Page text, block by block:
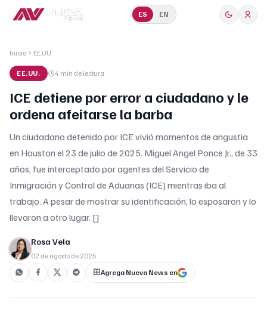
ES EN
Inicio EE.UU.
EE.UU. 4 min de lectura
ICE detiene por error a ciudadano y le
ordena afeitarse la barba
Un ciudadano detenido por ICE vivió momentos de angustia
en Houston el 23 de julio de 2025. Miguel Angel Ponce Jr., de 33
años, fue interceptado por agentes del Servicio de
Inmigración y Control de Aduanas (ICE) mientras iba al
trabajo. A pesar de mostrar su identificación, lo esposaron y lo
llevaron a otro lugar. []
Rosa Vela
02 de agosto de 2025
Agrega Nueva News en